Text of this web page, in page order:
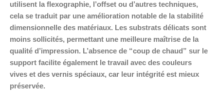
utilisent la flexographie, l’offset ou d’autres techniques,
cela se traduit par une amélioration notable de la stabilité
dimensionnelle des matériaux. Les substrats délicats sont
moins sollicités, permettant une meilleure maîtrise de la
qualité d’impression. L’absence de “coup de chaud” sur le
support facilite également le travail avec des couleurs
vives et des vernis spéciaux, car leur intégrité est mieux
préservée.